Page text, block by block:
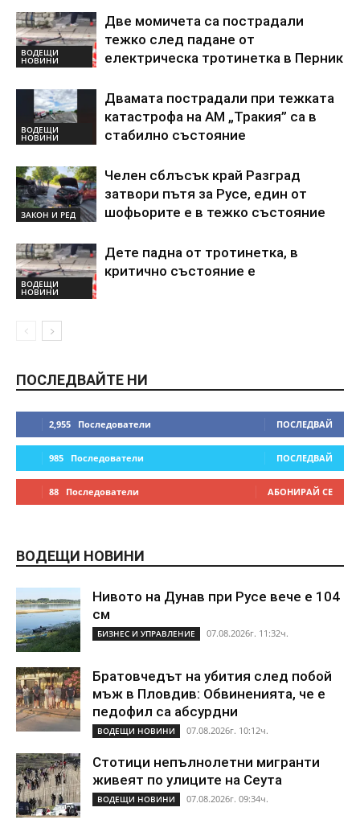
ВОДЕЩИ
НОВИНИ
Две момичета са пострадали
тежко след падане от
електрическа тротинетка в Перник
ВОДЕЩИ
НОВИНИ
Двамата пострадали при тежката
катастрофа на АМ „Тракия” са в
стабилно състояние
ЗАКОН И РЕД
Челен сблъсък край Разград
затвори пътя за Русе, един от
шофьорите е в тежко състояние
ВОДЕЩИ
НОВИНИ
Дете падна от тротинетка, в
критично състояние е
ПОСЛЕДВАЙТЕ НИ
2,955 Последователи ПОСЛЕДВАЙ
985 Последователи ПОСЛЕДВАЙ
88 Последователи АБОНИРАЙ СЕ
ВОДЕЩИ НОВИНИ
Нивото на Дунав при Русе вече е 104
см
БИЗНЕС И УПРАВЛЕНИЕ 07.08.2026г. 11:32ч.
Братовчедът на убития след побой
мъж в Пловдив: Обвиненията, че е
педофил са абсурдни
ВОДЕЩИ НОВИНИ 07.08.2026г. 10:12ч.
Стотици непълнолетни мигранти
живеят по улиците на Сеута
ВОДЕЩИ НОВИНИ 07.08.2026г. 09:34ч.